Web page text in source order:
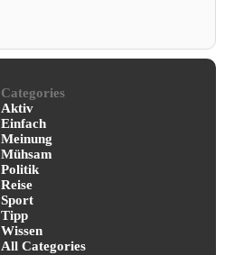
Categories
Aktiv
Einfach
Meinung
Mühsam
Politik
Reise
Sport
Tipp
Wissen
All Categories